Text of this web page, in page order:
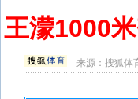
王濛1000
来源：搜狐体